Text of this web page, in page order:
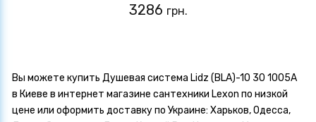
3286 грн.
Вы можете купить Душевая система Lidz (BLA)-10 30 1005A
в Киеве в интернет магазине сантехники Lexon по низкой
цене или оформить доставку по Украине: Харьков, Одесса,